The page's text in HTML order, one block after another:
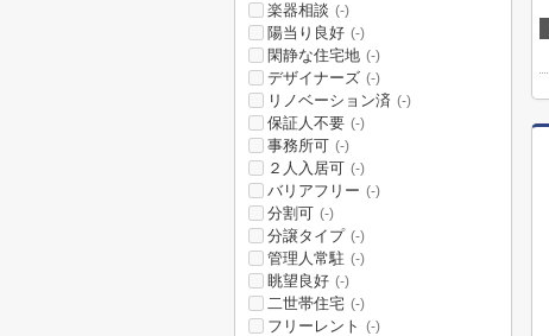
楽器相談 (-)
陽当り良好 (-)
閑静な住宅地 (-)
デザイナーズ (-)
リノベーション済 (-)
保証人不要 (-)
事務所可 (-)
２人入居可 (-)
バリアフリー (-)
分割可 (-)
分譲タイプ (-)
管理人常駐 (-)
眺望良好 (-)
二世帯住宅 (-)
フリーレント (-)